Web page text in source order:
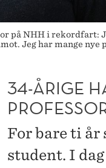
på NHH i rekordfart:
Jeg har mange
34-ÅRIGE
For bare ti år
student. I